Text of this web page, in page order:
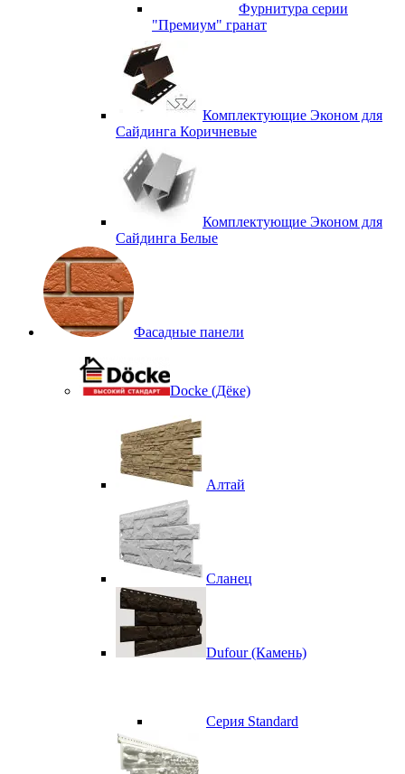
Фурнитура серии
"Премиум" гранат
Комплектующие Эконом для
Сайдинга Коричневые
Комплектующие Эконом для
Сайдинга Белые
Фасадные панели
Docke (Дёке)
Алтай
Сланец
Dufour (Камень)
Серия Standard